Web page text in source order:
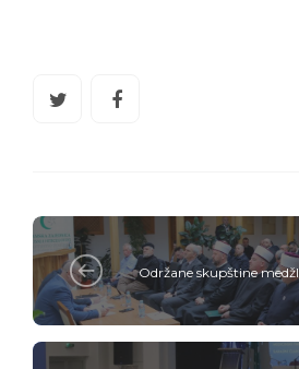
Održane skupštine